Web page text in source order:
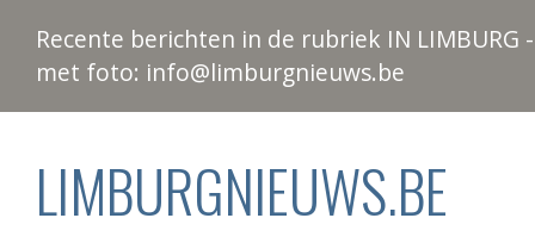
Recente berichten in de rubriek IN
met foto: info@limburgnieuws.be
LIMBURGNIEUWS.BE